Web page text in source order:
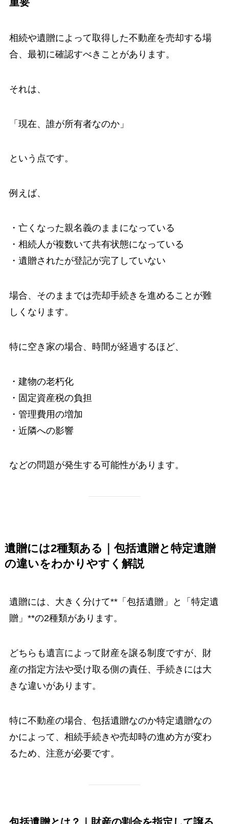
重要
相続や遺贈によって取得した不動産を売却する場
合、最初に確認すべきことがあります。
それは、
「現在、誰が所有者なのか」
という点です。
例えば、
・亡くなった親名義のままになっている
・相続人が複数いて共有状態になっている
・遺贈されたが登記が完了していない
場合、そのままでは売却手続きを進めることが難
しくなります。
特に空き家の場合、時間が経過するほど、
・建物の老朽化
・固定資産税の負担
・管理費用の増加
・近隣への影響
などの問題が発生する可能性があります。
遺贈には2種類ある｜包括遺贈と特定遺贈
の違いをわかりやすく解説
遺贈には、大きく分けて**「包括遺贈」と「特定遺
贈」**の2種類があります。
どちらも遺言によって財産を譲る制度ですが、財
産の指定方法や受け取る側の責任、手続きには大
きな違いがあります。
特に不動産の場合、包括遺贈なのか特定遺贈なの
かによって、相続手続きや売却時の進め方が変わ
るため、注意が必要です。